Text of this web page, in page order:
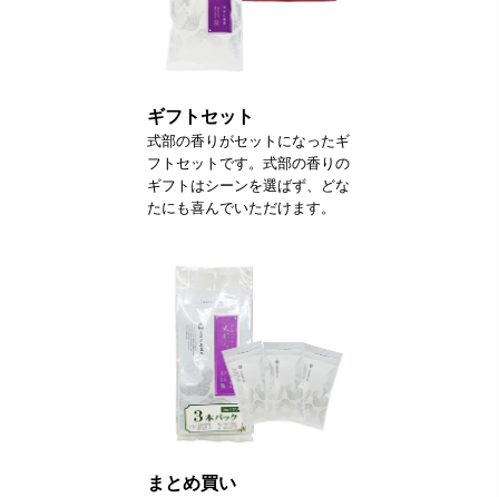
ギフトセット
式部の香りがセットになったギ
フトセットです。式部の香りの
ギフトはシーンを選ばず、どな
たにも喜んでいただけます。
まとめ買い